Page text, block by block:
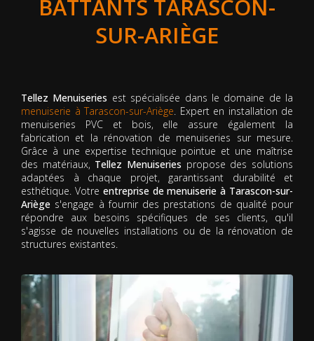
BATTANTS TARASCON-
SUR-ARIÈGE
Tellez Menuiseries est spécialisée dans le domaine de la
menuiserie à Tarascon-sur-Ariège. Expert en installation de
menuiseries PVC et bois, elle assure également la
fabrication et la rénovation de menuiseries sur mesure.
Grâce à une expertise technique pointue et une maîtrise
des matériaux, Tellez Menuiseries propose des solutions
adaptées à chaque projet, garantissant durabilité et
esthétique. Votre entreprise de menuiserie à Tarascon-sur-
Ariège s'engage à fournir des prestations de qualité pour
répondre aux besoins spécifiques de ses clients, qu'il
s'agisse de nouvelles installations ou de la rénovation de
structures existantes.